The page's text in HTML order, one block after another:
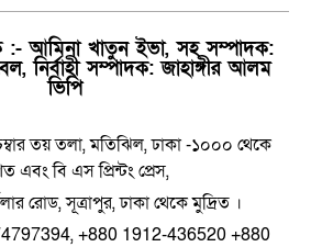
:- আমিনা খাতুন ইভা, সহ সম্পাদক:
নির্বাহী সম্পাদক: জাহাঙ্গীর আলম
ভিপি
তয় তলা, মতিঝিল, ঢাকা -১০০০ থেকে
এবং বি এস প্রিন্টং প্রেস,
রোড, সূত্রাপুর, ঢাকা থেকে মুদ্রিত ।
+880 1912-436520 +880